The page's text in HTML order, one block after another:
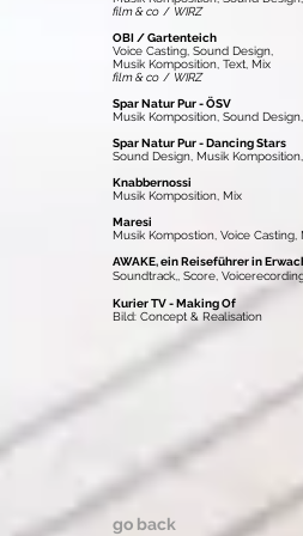
film & co / WIRZ
OBI / Gartenteich
Voice Casting, Sound Design,
Musik Komposition, Text, Mix
film & co / WIRZ
Spar Natur Pur- ÖSV
Musik Komposition, Sound
Spar Natur Pur - Dancing Stars
Sound Design, Musik
Knabbernossi
Musik Komposition, Mix
Maresi
Musik Kompostion, Voice Casting,
AWAKE, ein Reiseführer in
Soundtrack,, Score,
Kurier TV - Making Of
Bild: Concept & Realisation
go back